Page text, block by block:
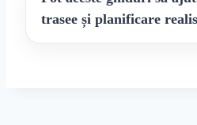
trasee și planificare